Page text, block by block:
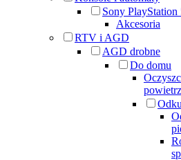
Sony PlayStation
Akcesoria
RTV i AGD
AGD drobne
Do domu